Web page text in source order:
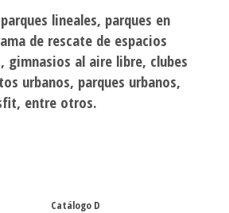
lineales, parques en
de rescate de espacios
gimnasios al aire libre, clubes
urbanos, parques urbanos,
entre otros.
Catálogo D